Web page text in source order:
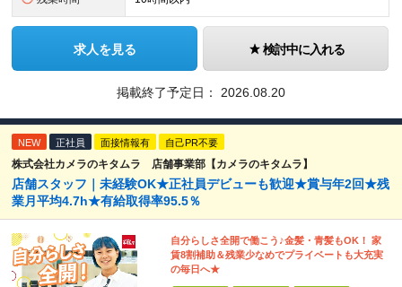
求人を見る 検討中に入れる
掲載終了予定日： 2026.08.20
NEW 正社員 面接情報有 自己PR不要
株式会社カメラのキタムラ 店舗事業部【カメラのキタムラ】
店舗スタッフ｜未経験OK★正社員デビューも歓迎★賞与年2回★残
業月平均4.7h★有給取得率95.5％
自分らしさ全開で働こう♪金髪・青髪もOK！ 家
賃8割補助＆残業少なめでプライベートも大充実
の毎日へ★